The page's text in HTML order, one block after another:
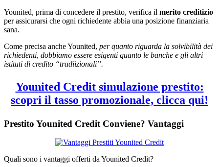
Younited, prima di concedere il prestito, verifica il merito creditizio
per assicurarsi che ogni richiedente abbia una posizione finanziaria
sana.
Come precisa anche Younited, per quanto riguarda la solvibilità dei
richiedenti, dobbiamo essere esigenti quanto le banche e gli altri
istituti di credito “tradiizionali”.
Younited Credit simulazione prestito:
scopri il tasso promozionale, clicca qui!
Prestito Younited Credit Conviene? Vantaggi
Quali sono i vantaggi offerti da Younited Credit?